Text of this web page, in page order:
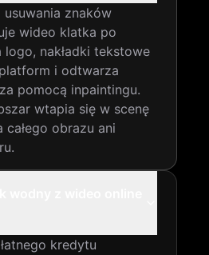
znaków
wideo klatka po
nakładki tekstowe
i odtwarza
pomocą inpaintingu.
wtapia się w scenę
obrazu ani
kredytu